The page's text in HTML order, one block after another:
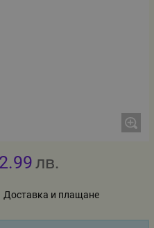
2.99лв.
Доставка и плащане